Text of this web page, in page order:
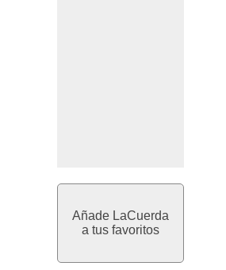
Añade LaCuerda
a tus favoritos